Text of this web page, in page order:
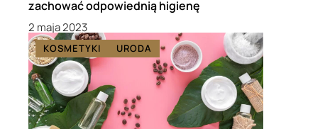
zachować odpowiednią higienę
2 maja 2023
KOSMETYKI URODA